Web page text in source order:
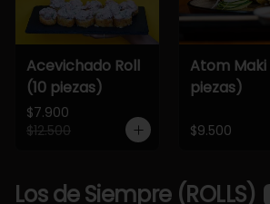
Acevichado Roll
(10 piezas)
$7.900
$12.500
Atom
piezas)
$9.500
Los de Siempre (ROLLS)